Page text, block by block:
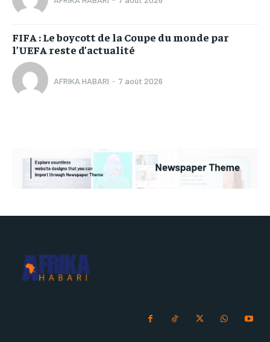
FIFA : Le boycott de la Coupe du monde par
l’UEFA reste d’actualité
AFRIKA HABARI - 7 août 2026